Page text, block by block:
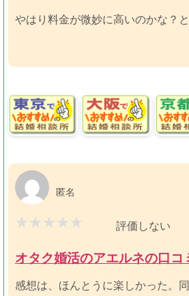
やはり料金が微妙に高いのかな？
匿名
評価しない
オタク婚活のアエルネの口コ
感想は、ほんとうに楽しかった。